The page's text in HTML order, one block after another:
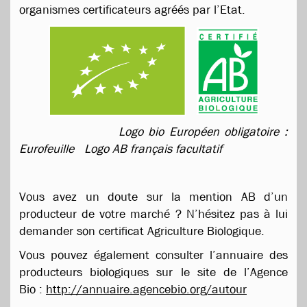
organismes certificateurs agréés par l’Etat.
Logo bio Européen obligatoire :
Eurofeuille Logo AB français facultatif
Vous avez un doute sur la mention AB d’un
producteur de votre marché ? N’hésitez pas à lui
demander son certificat Agriculture Biologique.
Vous pouvez également consulter l’annuaire des
producteurs biologiques sur le site de l’Agence
Bio : http://annuaire.agencebio.org/autour